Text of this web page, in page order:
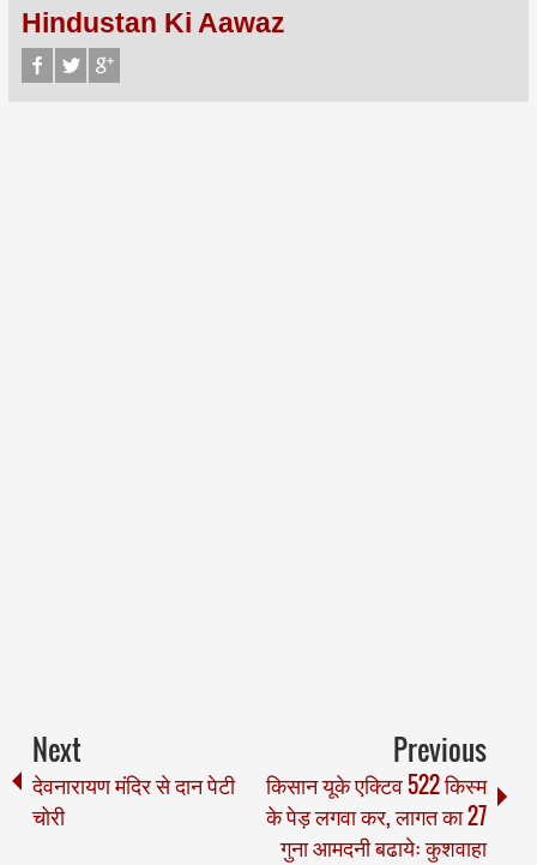
Hindustan Ki Aawaz
Next
देवनारायण मंदिर से दान पेटी
चोरी
Previous
किसान यूके एक्टिव 522 किस्म
के पेड़ लगवा कर, लागत का 27
गुना आमदनी बढायेः कुशवाहा